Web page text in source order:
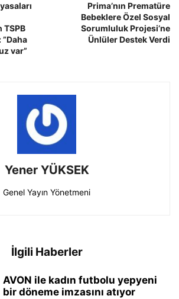
TSPB
”Daha
var”
Prima’nın Prematüre
Bebeklere Özel Sosyal
Sorumluluk Projesi’ne
Ünlüler Destek Verdi
Yener YÜKSEK
Genel Yayın Yönetmeni
İlgili Haberler
AVON ile kadın futbolu yepyeni
bir döneme imzasını atıyor